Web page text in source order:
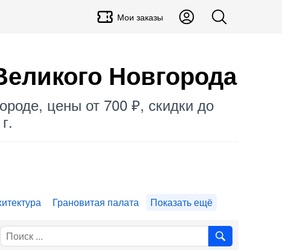
Мои заказы
Новгорода
цены от 700 ₽, скидки до
Грановитая палата Показать ещё